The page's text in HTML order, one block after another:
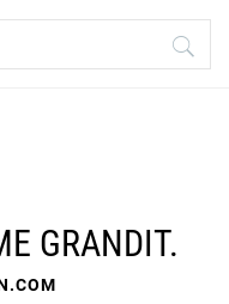
GRANDIT.